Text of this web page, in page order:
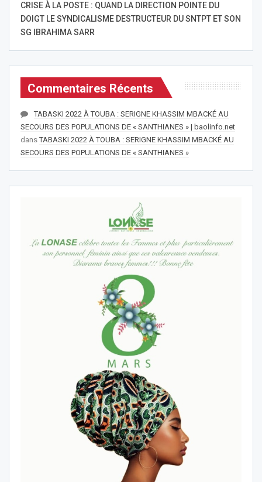
CRISE À LA POSTE : QUAND LA DIRECTION POINTE DU
DOIGT LE SYNDICALISME DESTRUCTEUR DU SNTPT ET SON
SG IBRAHIMA SARR
Commentaires Récents
TABASKI 2022 À TOUBA : SERIGNE KHASSIM MBACKÉ AU
SECOURS DES POPULATIONS DE « SANTHIANES » | baolinfo.net
dansTABASKI 2022 À TOUBA : SERIGNE KHASSIM MBACKÉ AU
SECOURS DES POPULATIONS DE « SANTHIANES »